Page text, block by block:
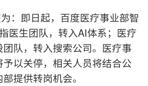
：即日起，百度医疗事业部智
医生团队，转入AI体系；医疗
队，转入搜索公司。医疗事
以关停，相关人员将结合公
提供转岗机会。